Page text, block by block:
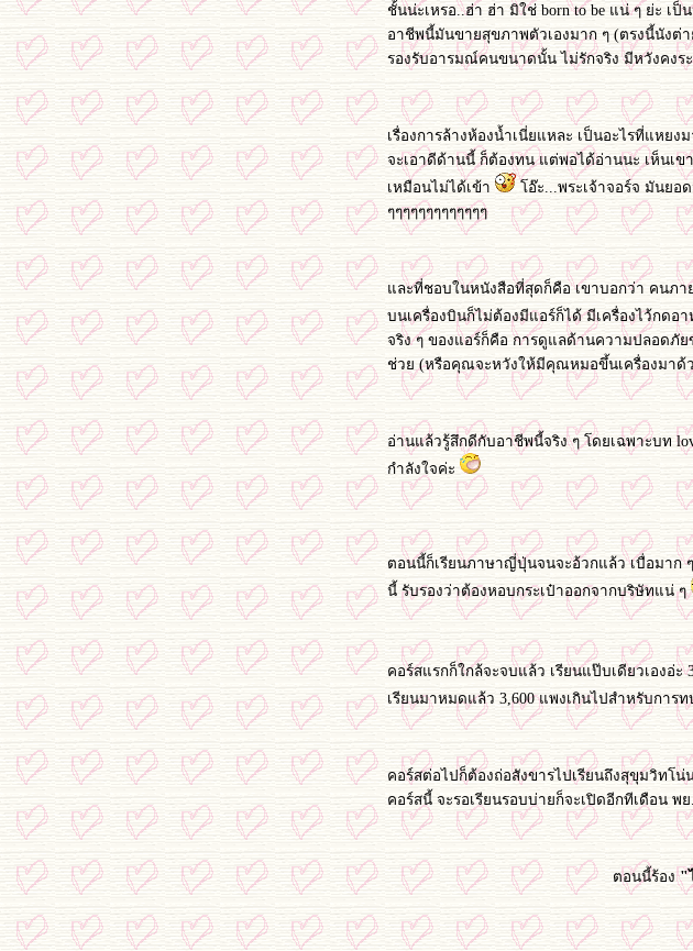
MY 1st Day here
ชั้นน่ะเหรอ..ฮ่า ฮ่า มิใช่ born to be แน่ ๆ ย่ะ เ
อาชีพนี้มันขายสุขภาพตัวเองมาก ๆ (ตรงนี้นัง
รองรับอารมณ์คนขนาดนั้น ไม่รักจริง มีหวังคงร
เรื่องการล้างห้องน้ำเนี่ยแหละ เป็นอะไรที่แหย
จะเอาดีด้านนี้ ก็ต้องทน แต่พอได้อ่านนะ เห็นเ
เหมือนไม่ได้เข้า
อ๊ะ...พระเจ้าจอร์จ มันยอ
ๆๆๆๆๆๆๆๆๆๆๆๆๆ
ละที่ชอบในหนังสือที่สุดก็คือ เขาบอกว่า คนภา
บนเครื่องบินก็ไม่ต้องมีแอร์ก็ได้ มีเครื่องไว้กดอ
จริง ๆ ของแอร์ก็คือ การดูแลด้านความปลอดภัย
ช่วย (หรือคุณจะหวังให้มีคุณหมอขึ้นเครื่องมาด้
อ่านแล้วรู้สึกดีกับอาชีพนี้จริง ๆ โดยเฉพาะบท
กำลังใจค่ะ
ตอนนี้ก็เรียนภาษาญี่ปุ่นจนจะอ้วกแล้ว เบื่อมาก
นี้ รับรองว่าต้องหอบกระเป๋าออกจากบริษัทแน่ ๆ
คอร์สแรกก็ใกล้จะจบแล้ว เรียนแป๊บเดียวเองอ่ะ
เรียนมาหมดแล้ว 3,600 แพงเกินไปสำหรับการ
คอร์สต่อไปก็ต้องถ่อสังขารไปเรียนถึงสุขุมวิทโ
คอร์สนี้ จะรอเรียนรอบบ่ายก็จะเปิดอีกทีเดือน พย
ตอนนี้ร้อง"